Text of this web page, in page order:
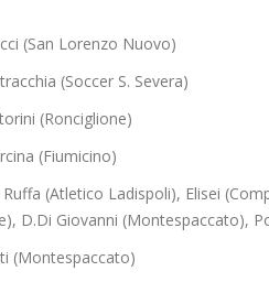
(San Lorenzo Nuovo)
(Soccer S. Severa)
(Ronciglione)
(Fiumicino)
Ruffa (Atletico Ladispoli), Elisei
D.Di Giovanni (Montespaccato),
(Montespaccato)